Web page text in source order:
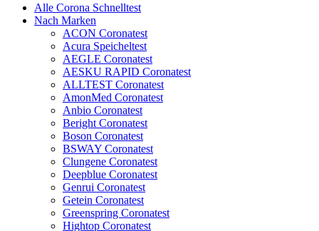
Alle Corona Schnelltest
Nach Marken
ACON Coronatest
Acura Speicheltest
AEGLE Coronatest
AESKU RAPID Coronatest
ALLTEST Coronatest
AmonMed Coronatest
Anbio Coronatest
Beright Coronatest
Boson Coronatest
BSWAY Coronatest
Clungene Coronatest
Deepblue Coronatest
Genrui Coronatest
Getein Coronatest
Greenspring Coronatest
Hightop Coronatest